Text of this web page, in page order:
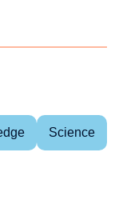
Science